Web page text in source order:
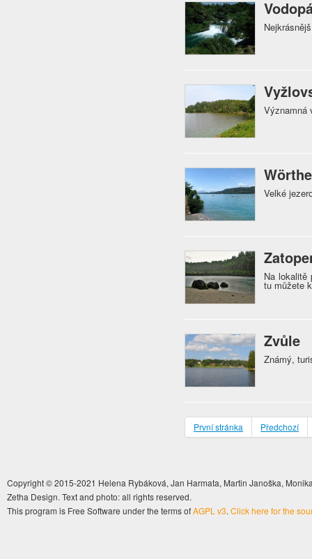
Významná
Velké
Na lokalitě
tu můžete
Zvůle
Známý,
První stránka Předchozí
Copyright © 2015-2021 Helena Rybáková, Jan Harmata, Martin Janoška,
Zetha Design. Text and photo: all rights reserved.
This program is Free Software under the terms ofAGPL v3. Click here for the